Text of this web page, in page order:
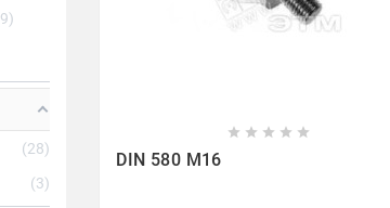
9
28
3
    
DIN 580 M16